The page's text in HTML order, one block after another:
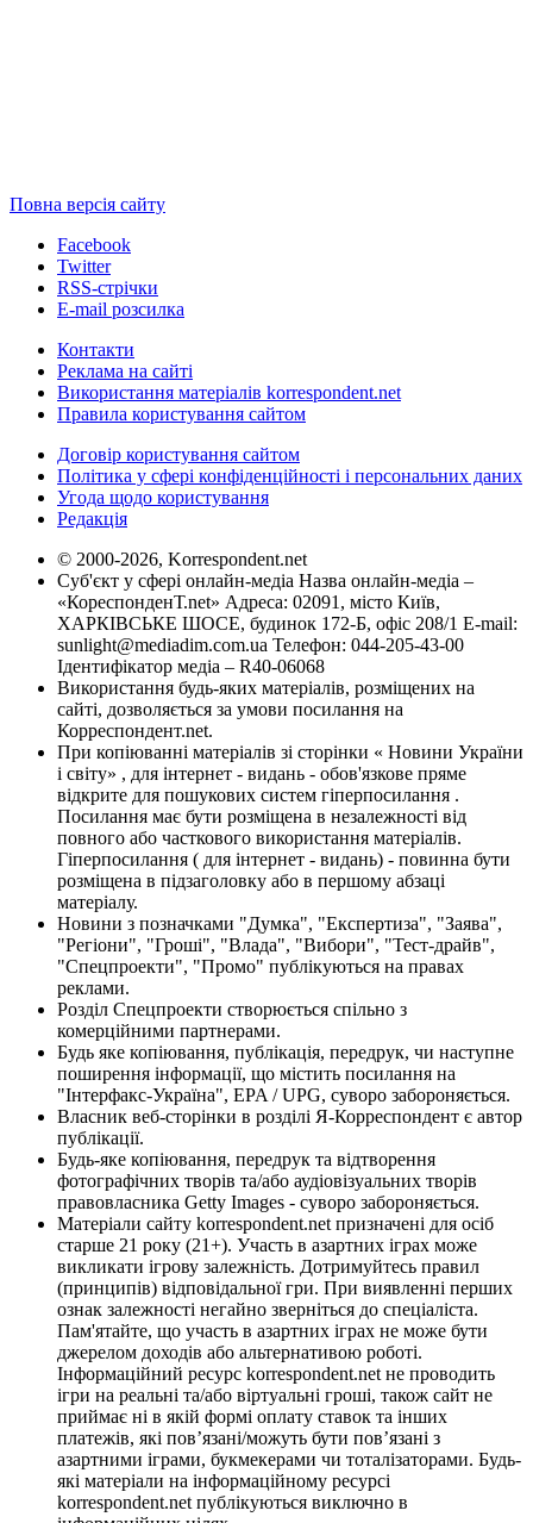
Повна версія сайту
Facebook
Twitter
RSS-стрічки
E-mail розсилка
Контакти
Реклама на сайті
Використання матеріалів korrespondent.net
Правила користування сайтом
Договір користування сайтом
Політика у сфері конфіденційності і персональних даних
Угода щодо користування
Редакція
© 2000-2026, Korrespondent.net
Суб'єкт у сфері онлайн-медіа Назва онлайн-медіа –
«КореспонденТ.net» Адреса: 02091, місто Київ,
ХАРКІВСЬКЕ ШОСЕ, будинок 172-Б, офіс 208/1 E-mail:
sunlight@mediadim.com.ua Телефон: 044-205-43-00
Ідентифікатор медіа – R40-06068
Використання будь-яких матеріалів, розміщених на
сайті, дозволяється за умови посилання на
Корреспондент.net.
При копіюванні матеріалів зі сторінки « Новини України
і світу» , для інтернет - видань - обов'язкове пряме
відкрите для пошукових систем гіперпосилання .
Посилання має бути розміщена в незалежності від
повного або часткового використання матеріалів.
Гіперпосилання ( для інтернет - видань) - повинна бути
розміщена в підзаголовку або в першому абзаці
матеріалу.
Новини з позначками "Думка", "Експертиза", "Заява",
"Регіони", "Гроші", "Влада", "Вибори", "Тест-драйв",
"Спецпроекти", "Промо" публікуються на правах
реклами.
Розділ Спецпроекти створюється спільно з
комерційними партнерами.
Будь яке копіювання, публікація, передрук, чи наступне
поширення інформації, що містить посилання на
"Інтерфакс-Україна", EPA / UPG, суворо забороняється.
Власник веб-сторінки в розділі Я-Корреспондент є автор
публікації.
Будь-яке копіювання, передрук та відтворення
фотографічних творів та/або аудіовізуальних творів
правовласника Getty Images - суворо забороняється.
Матеріали сайту korrespondent.net призначені для осіб
старше 21 року (21+). Участь в азартних іграх може
викликати ігрову залежність. Дотримуйтесь правил
(принципів) відповідальної гри. При виявленні перших
ознак залежності негайно зверніться до спеціаліста.
Пам'ятайте, що участь в азартних іграх не може бути
джерелом доходів або альтернативою роботі.
Інформаційний ресурс korrespondent.net не проводить
ігри на реальні та/або віртуальні гроші, також сайт не
приймає ні в якій формі оплату ставок та інших
платежів, які пов’язані/можуть бути пов’язані з
азартними іграми, букмекерами чи тоталізаторами. Будь-
які матеріали на інформаційному ресурсі
korrespondent.net публікуються виключно в